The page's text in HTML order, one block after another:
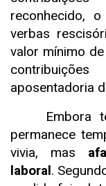
reconhecido,
verbas
valor mínimo de
aposentadoria
Embora
permanece
vivia, mas
laboral.